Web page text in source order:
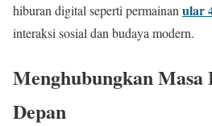
hiburan digital seperti permainan ular
interaksi sosial dan budaya modern.
Menghubungkan Masa
Depan